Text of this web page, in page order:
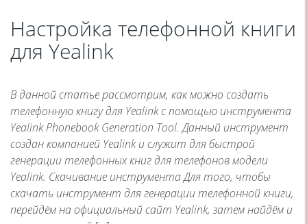
Настройка телефонной книги
для Yealink
В данной статье рассмотрим, как можно создать
телефонную книгу для Yealink с помощью инструмента
Yealink Phonebook Generation Tool. Данный инструмент
создан компанией Yealink и служит для быстрой
генерации телефонных книг для телефонов модели
Yealink. Скачивание инструмента Для того, чтобы
скачать инструмент для генерации телефонной книги,
перейдём на официальный сайт Yealink, затем найдём и